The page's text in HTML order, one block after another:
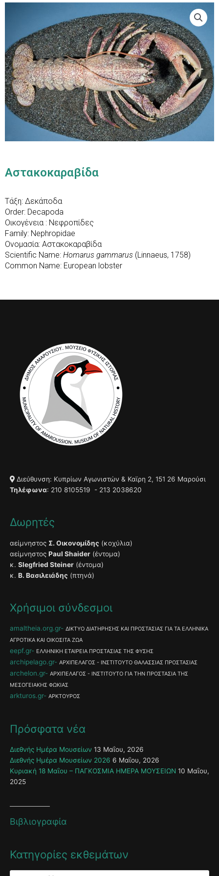
Αστακοκαραβίδα
Τάξη: Δεκάποδα
Order: Decapoda
Οικογένεια : Νεφροπίδες
Family: Nephropidae
Ονομασία: Αστακοκαραβίδα
Scientific Name: Homarus gammarus (Linnaeus, 1758)
Common Name: European lobster
Διεύθυνση: Κυπρίων Αγωνιστών & Καϊρη 2, 151 26 Μαρούσι
Τηλέφωνα: 210 8105519 - 213 2038620
Δωρητές
αείμνηστος Σ. Οικονομίδης (κοχύλια)
αείμνηστος Paul Shaider (έντομα)
κ. Slegfried Steiner (έντομα)
κ. Β. Βασιλειάδης (πτηνά)
Χρήσιμοι σύνδεσμοι
amaltheia.org.gr
ΔΙΚΤΥΟ ΔΙΑΤΗΡΗΣΗΣ ΚΑΙ ΠΡΟΣΤΑΣΙΑΣ ΓΙΑ ΤΑ ΕΛΛΗΝΙΚΑ
ΑΓΡΟΤΙΚΑ ΚΑΙ ΟΙΚΟΣΙΤΑ ΖΩΑ
eepf.gr ΕΛΛΗΝΙΚΗ ΕΤΑΙΡΕΙΑ ΠΡΟΣΤΑΣΙΑΣ ΤΗΣ ΦΥΣΗΣ
archipelago.gr ΑΡΧΙΠΕΛΑΓΟΣ - ΙΝΣΤΙΤΟΥΤΟ ΘΑΛΑΣΣΙΑΣ ΠΡΟΣΤΑΣΙΑΣ
archelon.gr
ΑΡΧΙΠΕΛΑΓΟΣ - ΙΝΣΤΙΤΟΥΤΟ ΓΙΑ ΤΗΝ ΠΡΟΣΤΑΣΙΑ ΤΗΣ
ΜΕΣΟΓΕΙΑΚΗΣ ΦΩΚΙΑΣ
arkturos.gr ΑΡΚΤΟΥΡΟΣ
Πρόσφατα νέα
Διεθνής Ημέρα Μουσείων 13 Μαΐου, 2026
Διεθνής Ημέρα Μουσείων 2026 6 Μαΐου, 2026
Κυριακή 18 Μαΐου – ΠΑΓΚΟΣΜΙΑ ΗΜΕΡΑ ΜΟΥΣΕΙΩΝ 10 Μαΐου,
2025
Βιβλιογραφία
Κατηγορίες εκθεμάτων